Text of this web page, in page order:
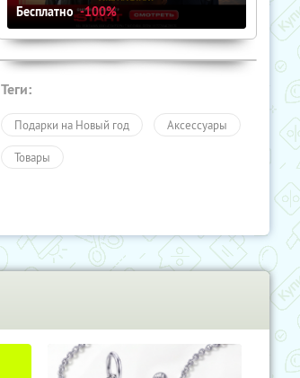
Бесплатно -100%
Теги:
Подарки на Новый год Аксессуары
Товары